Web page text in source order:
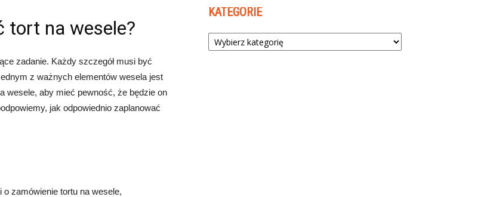
tort na wesele?
zadanie. Każdy szczegół musi być
z ważnych elementów wesela jest
wesele, aby mieć pewność, że będzie on
jak odpowiednio zaplanować
o zamówienie tortu na wesele,
KATEGORIE
Kategorie